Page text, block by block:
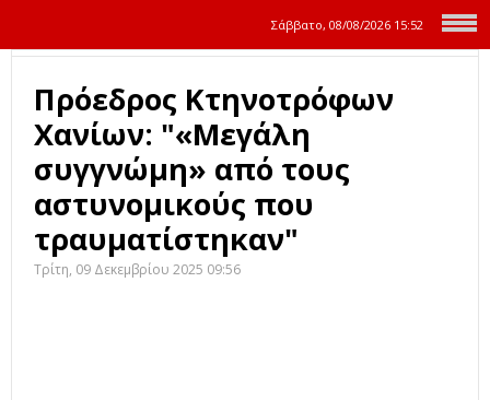
Σάββατο, 08/08/2026 15:52
Πρόεδρος Κτηνοτρόφων
Χανίων: "«Μεγάλη
συγγνώμη» από τους
αστυνομικούς που
τραυματίστηκαν"
Τρίτη, 09 Δεκεμβρίου 2025 09:56